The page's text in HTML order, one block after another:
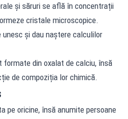
și săruri se află în concentrații
cristale microscopice.
și dau naștere calculilor
formate din oxalat de calciu, însă
de compoziția lor chimică.
pe oricine, însă anumite persoane